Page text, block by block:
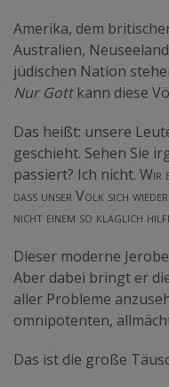
Amerika, dem
Australien,
jüdischen Nation
Nur Gottkann diese
Das heißt: unsere
geschieht. Sehen Sie
passiert? Ich nicht. Wir
dass unser Volk sich
nicht einem so kläglich
Dieser moderne
Aber dabei bringt er
aller Probleme
omnipotenten,
Das ist die große